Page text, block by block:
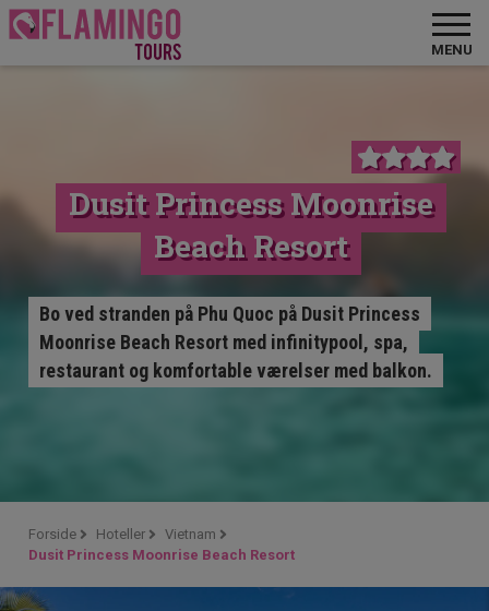
MENU
Dusit Princess Moonrise
Beach Resort
Bo ved stranden på Phu Quoc på Dusit Princess
Moonrise Beach Resort med infinitypool, spa,
restaurant og komfortable værelser med balkon.
Forside Hoteller
Vietnam
Dusit Princess Moonrise Beach Resort